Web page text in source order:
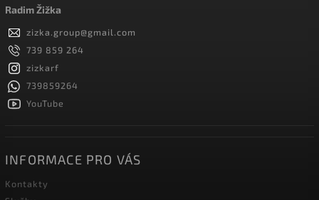
Radim Žižka
zizka.group@gmail.com
739 859 264
zizkarf
739859264
YouTube
INFORMACE PRO VÁS
Kontakty